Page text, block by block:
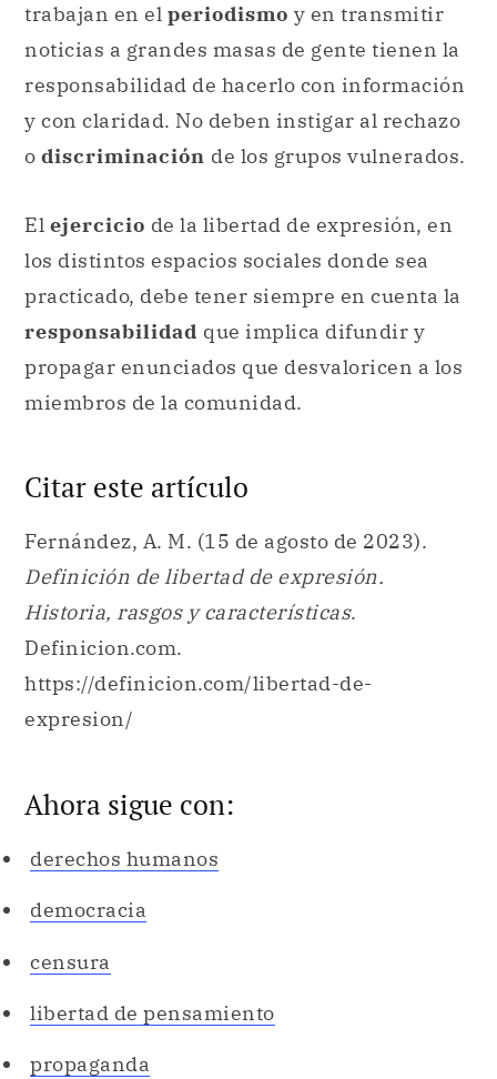
trabajan en el periodismo y en transmitir
noticias a grandes masas de gente tienen la
responsabilidad de hacerlo con información
y con claridad. No deben instigar al rechazo
o discriminación de los grupos vulnerados.
El ejercicio de la libertad de expresión, en
los distintos espacios sociales donde sea
practicado, debe tener siempre en cuenta la
responsabilidad que implica difundir y
propagar enunciados que desvaloricen a los
miembros de la comunidad.
Citar este artículo
Fernández, A. M. (15 de agosto de 2023).
Definición de libertad de expresión.
Historia, rasgos y características.
Definicion.com.
https://definicion.com/libertad-de-
expresion/
Ahora sigue con:
derechos humanos
democracia
censura
libertad de pensamiento
propaganda